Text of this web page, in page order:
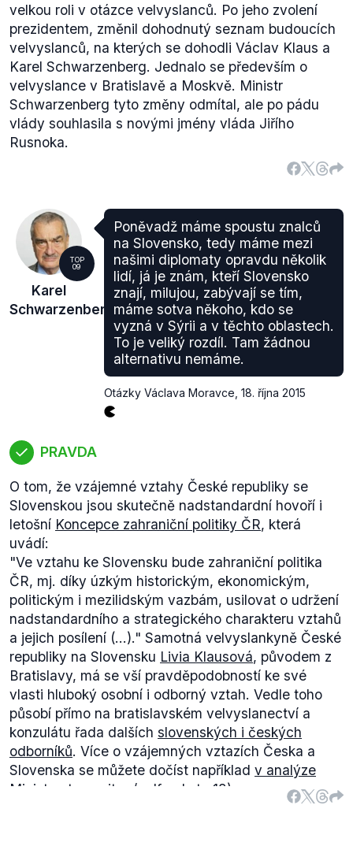
velkou roli v otázce velvyslanců. Po jeho zvolení
prezidentem, změnil dohodnutý seznam budoucích
velvyslanců, na kterých se dohodli Václav Klaus a
Karel Schwarzenberg. Jednalo se především o
velvyslance v Bratislavě a Moskvě. Ministr
Schwarzenberg tyto změny odmítal, ale po pádu
vlády souhlasila s novými jmény vláda Jiřího
Rusnoka.
TOP
09
Karel
Schwarzenberg
Poněvadž máme spoustu znalců
na Slovensko, tedy máme mezi
našimi diplomaty opravdu několik
lidí, já je znám, kteří Slovensko
znají, milujou, zabývají se tím,
máme sotva někoho, kdo se
vyzná v Sýrii a v těchto oblastech.
To je veliký rozdíl. Tam žádnou
alternativu nemáme.
Otázky Václava Moravce 18. října 2015
PRAVDA
O tom, že vzájemné vztahy České republiky se
Slovenskou jsou skutečně nadstandardní hovoří i
letošní Koncepce zahraniční politiky ČR, která
uvádí:
"Ve vztahu ke Slovensku bude zahraniční politika
ČR, mj. díky úzkým historickým, ekonomickým,
politickým i mezilidským vazbám, usilovat o udržení
nadstandardního a strategického charakteru vztahů
a jejich posílení (...)." Samotná velvyslankyně České
republiky na Slovensku Livia Klausová, původem z
Bratislavy, má se vší pravděpodobností ke své
vlasti hluboký osobní i odborný vztah. Vedle toho
působí přímo na bratislavském velvyslanectví a
konzulátu řada dalších slovenských i českých
odborníků. Více o vzájemných vztazích Česka a
Slovenska se můžete dočíst například v analýze
Ministerstva vnitra
/.pdf, od str. 18).
Česká republika jako jedna z mála zemí udržuje